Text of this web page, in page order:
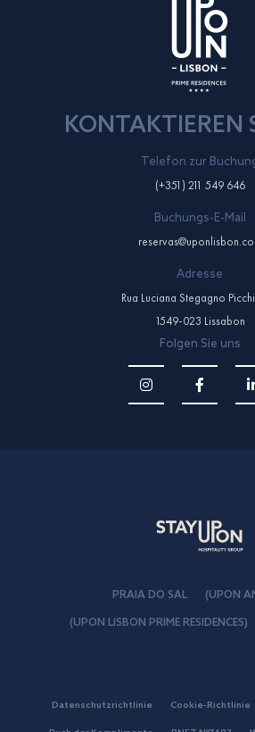
KONTAKTIEREN
Telefon zur
(+351) 211 549 646
Buchungs-E-Mail
Adresse
Rua Luciana Stegagno
1549-023 Lissabon
Folgen Sie uns
PRAIA DO SAL (UPON
(UPON LISBON PRIME RESIDENCES)
Datenschutzrichtlinie Cookie-Richtlinie